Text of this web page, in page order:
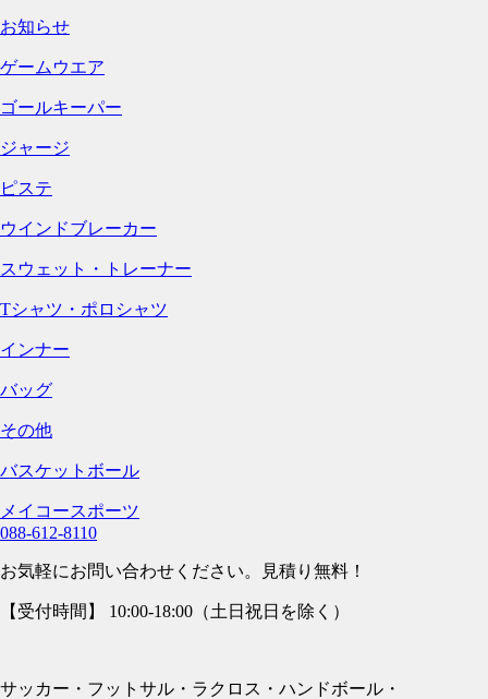
お知らせ
ゲームウエア
ゴールキーパー
ジャージ
ピステ
ウインドブレーカー
スウェット・トレーナー
Tシャツ・ポロシャツ
インナー
バッグ
その他
バスケットボール
メイコースポーツ
088-612-8110
お気軽にお問い合わせください。見積り無料！
【受付時間】 10:00-18:00（土日祝日を除く）
サッカー・フットサル・ラクロス・ハンドボール・